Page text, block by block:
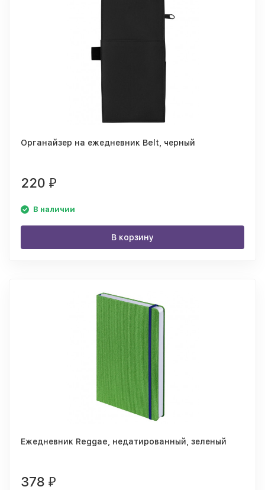
Органайзер на ежедневник Belt, черный
220 ₽
В наличии
В корзину
Ежедневник Reggae, недатированный, зеленый
378 ₽